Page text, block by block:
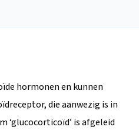
hormonen en kunnen
die aanwezig is in
‘glucocorticoïd’ is afgeleid